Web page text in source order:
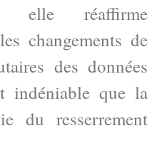
réaffirme
changements de
des données
indéniable que la
du resserrement